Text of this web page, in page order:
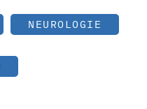
NEUROLOGIE